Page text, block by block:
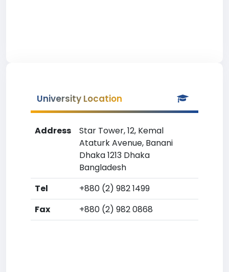
University Location
Address
Star Tower, 12, Kemal
Ataturk Avenue, Banani
Dhaka 1213 Dhaka
Bangladesh
Tel
+880 (2) 982 1499
Fax
+880 (2) 982 0868